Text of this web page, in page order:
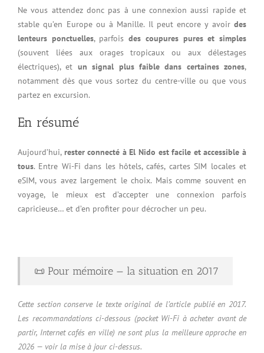
Ne vous attendez donc pas à une connexion aussi rapide et
stable qu’en Europe ou à Manille. Il peut encore y avoir des
lenteurs ponctuelles, parfoisdes coupures pures et simples
(souvent liées aux orages tropicaux ou aux délestages
électriques), et un signal plus faible dans certaines zones,
notamment dès que vous sortez du centre-ville ou que vous
partez en excursion.
En résumé
Aujourd’hui, rester connecté à El Nido est facile et accessible à
tous. Entre Wi-Fi dans les hôtels, cafés, cartes SIM locales et
eSIM, vous avez largement le choix. Mais comme souvent en
voyage, le mieux est d’accepter une connexion parfois
capricieuse… et d’en profiter pour décrocher un peu.
📜 Pour mémoire — la situation en 2017
Cette section conserve le texte original de l’article publié en 2017.
Les recommandations ci-dessous (pocket Wi-Fi à acheter avant de
partir, Internet cafés en ville) ne sont plus la meilleure approche en
2026 — voir la mise à jour ci-dessus.